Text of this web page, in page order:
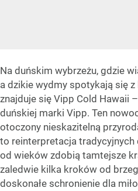
Na duńskim wybrzeżu, gdzie
a dzikie wydmy spotykają się
znajduje się Vipp Cold Hawaii
duńskiej marki Vipp. Ten
otoczony nieskazitelną
to reinterpretacja
od wieków zdobią tamtejsze
zaledwie kilka kroków od
doskonałe schronienie dla